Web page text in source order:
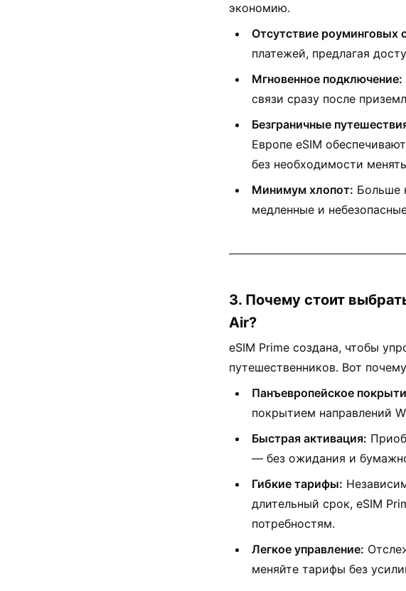
экономию.
Отсутствие роуминговых
платежей, предлагая
Мгновенное подключение:
связи сразу после
Безграничные
Европе eSIM
без необходимости
Минимум хлопот: Больше
медленные и
3. Почему стоит
Air?
eSIM Prime создана, чтобы
путешественников. Вот
Панъевропейское
покрытием направлений
Быстрая активация:
— без ожидания и
Гибкие тарифы:
длительный срок, eSIM
потребностям.
Легкое управление:
меняйте тарифы без